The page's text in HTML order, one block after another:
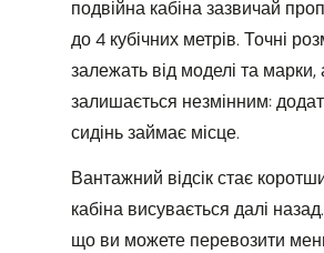
подвійна кабіна зазвичай
до 4 кубічних метрів. Точні
залежать від моделі та
залишається незмінним:
сидінь займає місце.
Вантажний відсік стає
кабіна висувається далі
що ви можете перевозити